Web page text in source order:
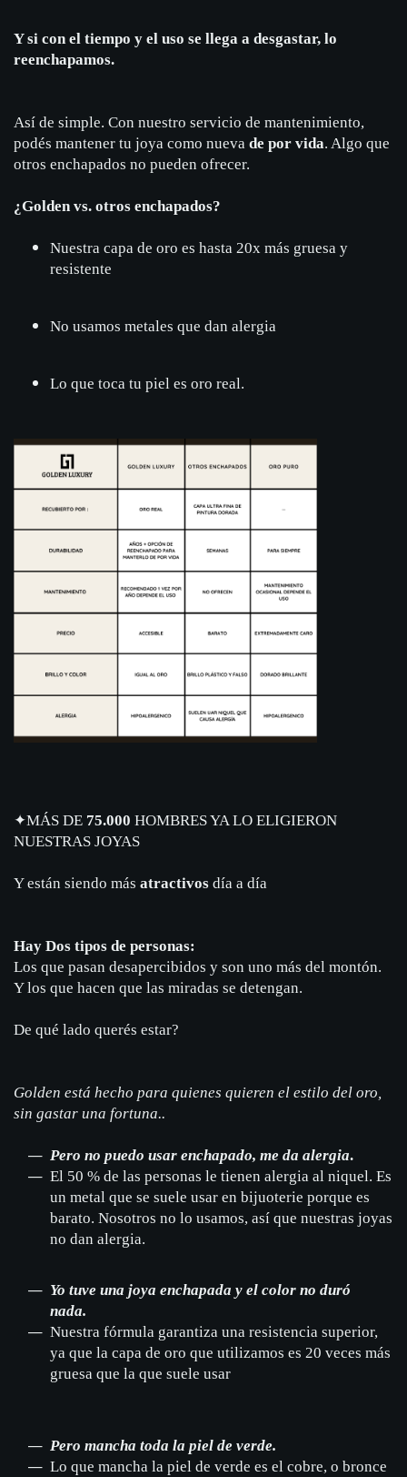
Y si con el tiempo y el uso se llega a desgastar, lo
reenchapamos.
Así de simple. Con nuestro servicio de mantenimiento,
podés mantener tu joya como nueva de por vida. Algo que
otros enchapados no pueden ofrecer.
¿Golden vs. otros enchapados?
Nuestra capa de oro es hasta 20x más gruesa y
resistente
No usamos metales que dan alergia
Lo que toca tu piel es oro real.
✦MÁS DE 75.000 HOMBRES YA LO ELIGIERON
NUESTRAS JOYAS
Y están siendo más atractivos día a día
Hay Dos tipos de personas:
Los que pasan desapercibidos y son uno más del montón.
Y los que hacen que las miradas se detengan.
De qué lado querés estar?
Golden está hecho para quienes quieren el estilo del oro,
sin gastar una fortuna..
Pero no puedo usar enchapado, me da alergia.
El 50 % de las personas le tienen alergia al niquel. Es
un metal que se suele usar en bijuoterie porque es
barato. Nosotros no lo usamos, así que nuestras joyas
no dan alergia.
Yo tuve una joya enchapada y el color no duró
nada.
Nuestra fórmula garantiza una resistencia superior,
ya que la capa de oro que utilizamos es 20 veces más
gruesa que la que suele usar
Pero mancha toda la piel de verde.
Lo que mancha la piel de verde es el cobre, o bronce